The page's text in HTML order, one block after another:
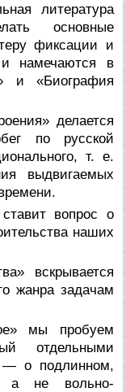
литература
основные
фиксации и
намечаются в
и «Биография
делается
по русской
т. е.
выдвигаемых
вопрос о
наших
вскрывается
жанра задачам
мы пробуем
отдельными
— о подлинном,
а не вольно-